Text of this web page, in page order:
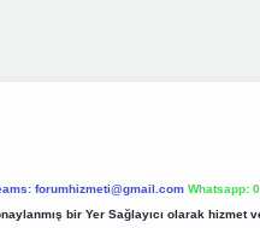
forumhizmeti@gmail.com Whatsapp:
bir Yer Sağlayıcı olarak